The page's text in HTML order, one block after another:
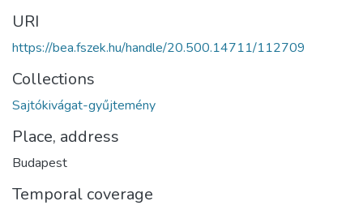
URI
https://bea.fszek.hu/handle/20.500.14711/112709
Collections
Sajtókivágat-gyűjtemény
Place, address
Budapest
Temporal coverage